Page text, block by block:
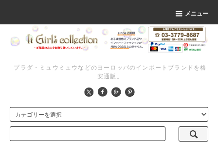
メニュー
プラダ・ミュウミュウなどのヨーロッパのインポートブランドを格
安通販。